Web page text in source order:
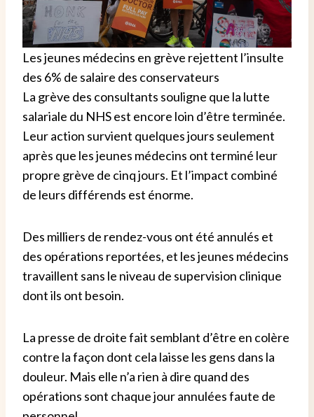
Les jeunes médecins en grève rejettent l’insulte
des 6% de salaire des conservateurs
La grève des consultants souligne que la lutte
salariale du NHS est encore loin d’être terminée.
Leur action survient quelques jours seulement
après que les jeunes médecins ont terminé leur
propre grève de cinq jours. Et l’impact combiné
de leurs différends est énorme.
Des milliers de rendez-vous ont été annulés et
des opérations reportées, et les jeunes médecins
travaillent sans le niveau de supervision clinique
dont ils ont besoin.
La presse de droite fait semblant d’être en colère
contre la façon dont cela laisse les gens dans la
douleur. Mais elle n’a rien à dire quand des
opérations sont chaque jour annulées faute de